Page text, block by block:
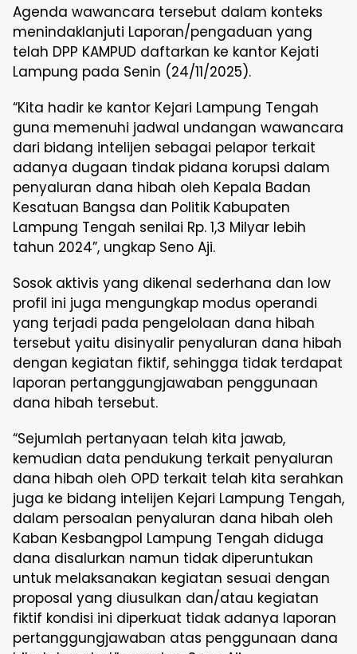
Agenda wawancara tersebut dalam konteks
menindaklanjuti Laporan/pengaduan yang
telah DPP KAMPUD daftarkan ke kantor Kejati
Lampung pada Senin (24/11/2025).
“Kita hadir ke kantor Kejari Lampung Tengah
guna memenuhi jadwal undangan wawancara
dari bidang intelijen sebagai pelapor terkait
adanya dugaan tindak pidana korupsi dalam
penyaluran dana hibah oleh Kepala Badan
Kesatuan Bangsa dan Politik Kabupaten
Lampung Tengah senilai Rp. 1,3 Milyar lebih
tahun 2024”, ungkap Seno Aji.
Sosok aktivis yang dikenal sederhana dan low
profil ini juga mengungkap modus operandi
yang terjadi pada pengelolaan dana hibah
tersebut yaitu disinyalir penyaluran dana hibah
dengan kegiatan fiktif, sehingga tidak terdapat
laporan pertanggungjawaban penggunaan
dana hibah tersebut.
“Sejumlah pertanyaan telah kita jawab,
kemudian data pendukung terkait penyaluran
dana hibah oleh OPD terkait telah kita serahkan
juga ke bidang intelijen Kejari Lampung Tengah,
dalam persoalan penyaluran dana hibah oleh
Kaban Kesbangpol Lampung Tengah diduga
dana disalurkan namun tidak diperuntukan
untuk melaksanakan kegiatan sesuai dengan
proposal yang diusulkan dan/atau kegiatan
fiktif kondisi ini diperkuat tidak adanya laporan
pertanggungjawaban atas penggunaan dana